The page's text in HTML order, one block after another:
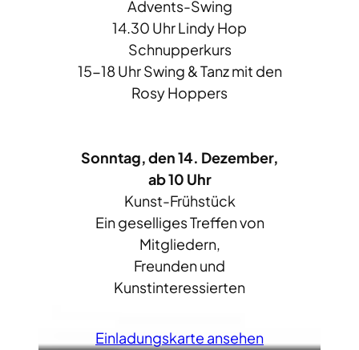
Advents-Swing
14.30 Uhr Lindy Hop
Schnupperkurs
15-18 Uhr Swing & Tanz mit den
Rosy Hoppers
Sonntag, den 14. Dezember,
ab 10 Uhr
Kunst-Frühstück
Ein geselliges Treffen von
Mitgliedern,
Freunden und
Kunstinteressierten
Einladungskarte ansehen